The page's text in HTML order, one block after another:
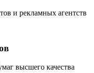
и рекламных агентств
высшего качества